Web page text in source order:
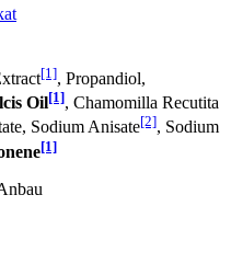
[1], Propandiol,
Oil[1], Chamomilla Recutita
Sodium Anisate[2], Sodium
[1]